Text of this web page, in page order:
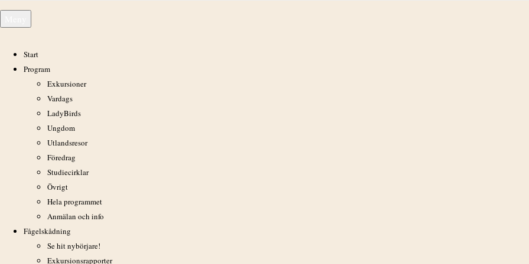
Hoppa
till
Start
Program
Exkursioner
Vardags
LadyBirds
Ungdom
Utlandsresor
Föredrag
Studiecirklar
Övrigt
Hela programmet
Anmälan och info
Fågelskådning
Se hit nybörjare!
Exkursionsrapporter
Halland 25/7 2015